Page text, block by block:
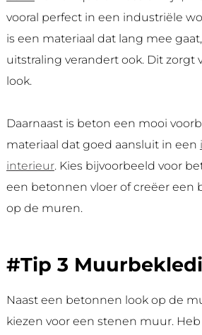
vooral perfect in een industriële
is een materiaal dat lang mee
uitstraling verandert ook. Dit zorgt
look.
Daarnaast is beton een mooi
materiaal dat goed aansluit in een
interieur. Kies bijvoorbeeld voor
een betonnen vloer of creëer een
op de muren.
#Tip 3
Naast een betonnen look op de
kiezen voor een stenen muur.